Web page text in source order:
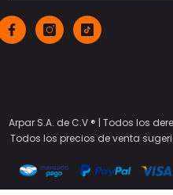
Arpar S.A. de C.V ® | Todos los
Todos los precios de venta